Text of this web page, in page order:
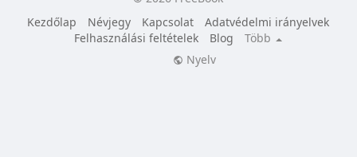
Kezdőlap
Névjegy Kapcsolat
Adatvédelmi irányelvek
Felhasználási feltételek
Blog
Több
Nyelv